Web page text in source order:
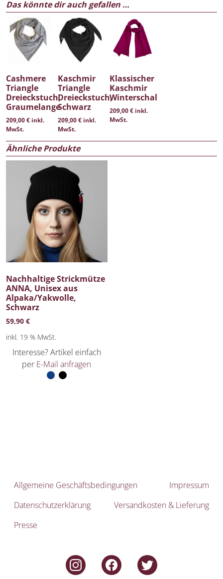
Das könnte dir auch gefallen …
Cashmere
Triangle
Dreieckstuch,
Graumelange
209,00€ inkl.
MwSt.
Kaschmir
Triangle
Dreieckstuch,
Schwarz
209,00€ inkl.
MwSt.
Klassischer
Kaschmir
Winterschal
209,00€ inkl.
MwSt.
Ähnliche Produkte
Nachhaltige Strickmütze
ANNA, Unisex aus
Alpaka/Yakwolle,
Schwarz
59,90 €
inkl. 19 % MwSt.
Interesse? Artikel einfach
per E-Mail anfragen
Allgemeine Geschäftsbedingungen
Impressum
Datenschutzerklärung
Versandkosten & Lieferung
Presse